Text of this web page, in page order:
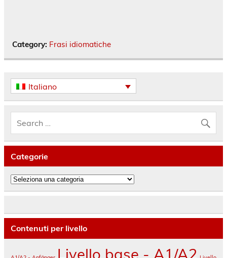
Category: Frasi idiomatiche
Italiano
Categorie
Categorie
Contenuti per livello
Livello base - A1/A2